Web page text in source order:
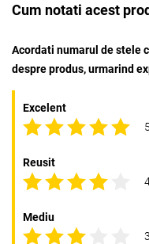
Cum notati acest
Acordati numarul de stele
despre produs, urmarind
Excelent
Reusit
Mediu